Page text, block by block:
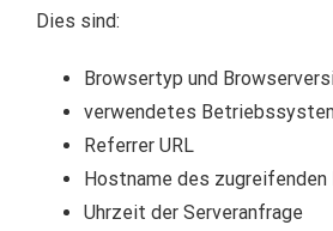
Dies sind:
Browsertyp und
verwendetes
Referrer URL
Hostname des zugreifenden
Uhrzeit der Serveranfrage